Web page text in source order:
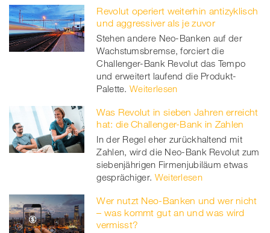
Revolut operiert weiterhin antizyklisch
und aggressiver als je zuvor
Stehen andere Neo-Banken auf der
Wachstumsbremse, forciert die
Challenger-Bank Revolut das Tempo
und erweitert laufend die Produkt-
Palette. Weiterlesen
Was Revolut in sieben Jahren erreicht
hat: die Challenger-Bank in Zahlen
In der Regel eher zurückhaltend mit
Zahlen, wird die Neo-Bank Revolut zum
siebenjährigen Firmenjubiläum etwas
gesprächiger. Weiterlesen
Wer nutzt Neo-Banken und wer nicht
– was kommt gut an und was wird
vermisst?